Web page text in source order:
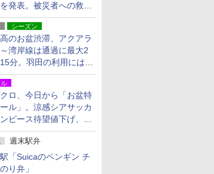
発表。被災者への救援
復旧支援
シーズン
のお盆渋滞、アクアラ
湾岸線は通過に最大2
分。羽田の利用には
西出口」の利用検討を
ロ、今日から「お盆特
ル」。涼感シアサッカ
ピース待望値下げ、撥
ショーツは1990円に
週末駅弁
「Suicaのペンギン チ
り弁」